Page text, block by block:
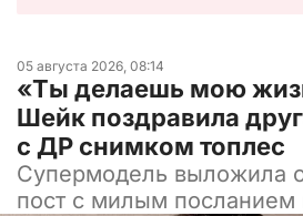
05 августа 2026, 08:14
«Ты делаешь мою
Шейк поздравила
с ДР снимком топлес
Супермодель выложила
пост с милым посланием